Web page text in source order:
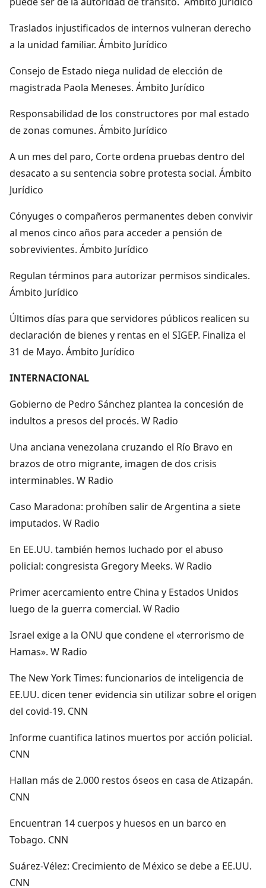
Traslados injustificados de internos vulneran derecho
a la unidad familiar. Ámbito Jurídico
Consejo de Estado niega nulidad de elección de
magistrada Paola Meneses. Ámbito Jurídico
Responsabilidad de los constructores por mal estado
de zonas comunes. Ámbito Jurídico
A un mes del paro, Corte ordena pruebas dentro del
desacato a su sentencia sobre protesta social. Ámbito
Jurídico
Cónyuges o compañeros permanentes deben convivir
al menos cinco años para acceder a pensión de
sobrevivientes. Ámbito Jurídico
Regulan términos para autorizar permisos sindicales.
Ámbito Jurídico
Últimos días para que servidores públicos realicen su
declaración de bienes y rentas en el SIGEP. Finaliza el
31 de Mayo. Ámbito Jurídico
INTERNACIONAL
Gobierno de Pedro Sánchez plantea la concesión de
indultos a presos del procés. W Radio
Una anciana venezolana cruzando el Río Bravo en
brazos de otro migrante, imagen de dos crisis
interminables. W Radio
Caso Maradona: prohíben salir de Argentina a siete
imputados. W Radio
En EE.UU. también hemos luchado por el abuso
policial: congresista Gregory Meeks. W Radio
Primer acercamiento entre China y Estados Unidos
luego de la guerra comercial. W Radio
Israel exige a la ONU que condene el «terrorismo de
Hamas». W Radio
The New York Times: funcionarios de inteligencia de
EE.UU. dicen tener evidencia sin utilizar sobre el origen
del covid-19. CNN
Informe cuantifica latinos muertos por acción policial.
CNN
Hallan más de 2.000 restos óseos en casa de Atizapán.
CNN
Encuentran 14 cuerpos y huesos en un barco en
Tobago. CNN
Suárez-Vélez: Crecimiento de México se debe a EE.UU.
CNN